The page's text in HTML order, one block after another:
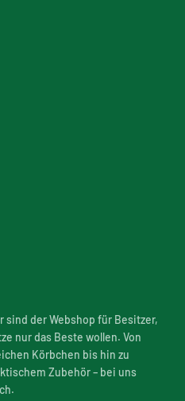
sind der Webshop für Besitzer,
nur das Beste wollen. Von
Körbchen bis hin zu
Zubehör – bei uns